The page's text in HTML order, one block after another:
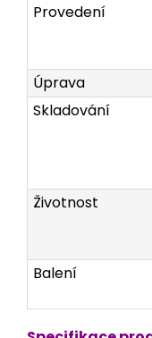
Provedení
Úprava
Skladování
Životnost
Balení